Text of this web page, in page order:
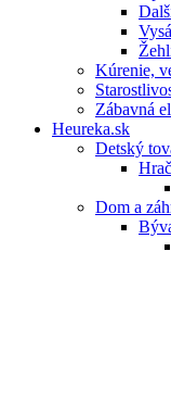
Kúrenie,
Zábavná
Heureka.sk
Detský
Dom a